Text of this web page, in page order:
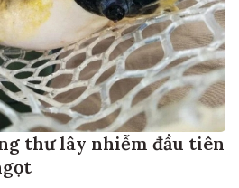
thư lây nhiễm đầu tiên